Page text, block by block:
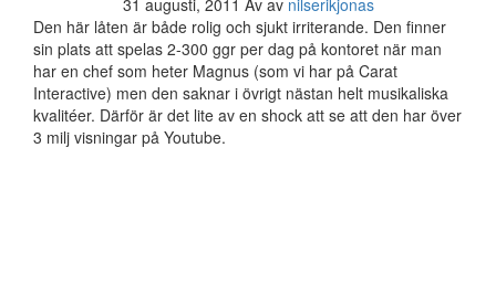
31 augusti, 2011 Av av nilserikjonas
Den här låten är både rolig och sjukt irriterande. Den finner
sin plats att spelas 2-300 ggr per dag på kontoret när man
har en chef som heter Magnus (som vi har på Carat
Interactive) men den saknar i övrigt nästan helt musikaliska
kvalitéer. Därför är det lite av en shock att se att den har över
3 milj visningar på Youtube.